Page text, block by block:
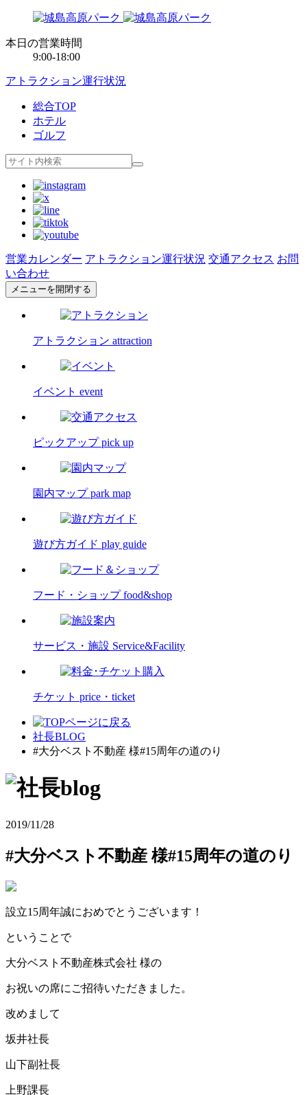
本日の営業時間
9:00-18:00
アトラクション運行状況
総合TOP
ホテル
ゴルフ
営業カレンダー アトラクション運行状況 交通アクセス お問
い合わせ
メニューを開閉する
アトラクション attraction
イベント event
ピックアップ pick up
園内マップ park map
遊び方ガイド play guide
フード・ショップ food&shop
サービス・施設 Service&Facility
チケット price・ticket
社長BLOG
#大分ベスト不動産 様#15周年の道のり
2019/11/28
#大分ベスト不動産 様#15周年の道のり
設立15周年誠におめでとうございます！
ということで
大分ベスト不動産株式会社 様の
お祝いの席にご招待いただきました。
改めまして
坂井社長
山下副社長
上野課長